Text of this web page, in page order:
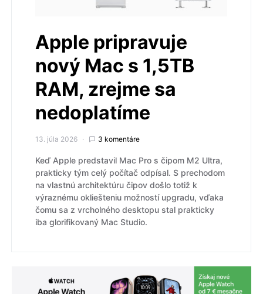
Apple pripravuje
nový Mac s 1,5TB
RAM, zrejme sa
nedoplatíme
13. júla 2026 3 komentáre
Keď Apple predstavil Mac Pro s čipom M2 Ultra,
prakticky tým celý počítač odpísal. S prechodom
na vlastnú architektúru čipov došlo totiž k
výraznému okliešteniu možností upgradu, vďaka
čomu sa z vrcholného desktopu stal prakticky
iba glorifikovaný Mac Studio.